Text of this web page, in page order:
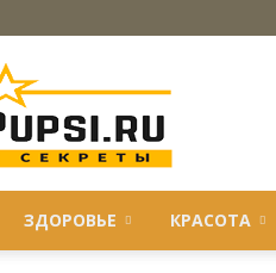
ЗДОРОВЬЕ КРАСОТА